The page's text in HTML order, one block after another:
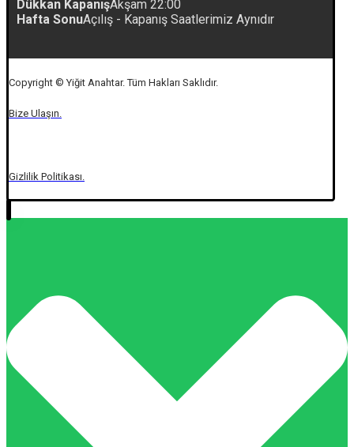
Dükkan KapanışAkşam 22:00
Hafta SonuAçılış - Kapanış Saatlerimiz Aynıdır
Copyright © Yiğit Anahtar. Tüm Hakları Saklıdır.
Bize Ulaşın.
Gizlilik Politikası.